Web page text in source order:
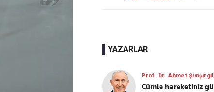
YAZARLAR
Prof. Dr. Ahmet Şimşirgil
Cümle hareketiniz